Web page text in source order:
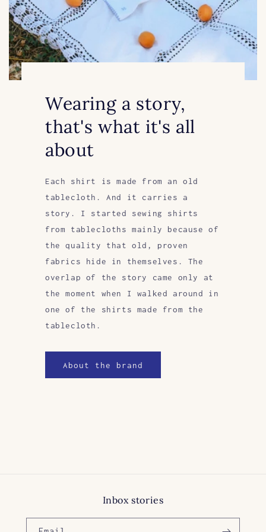
Wearing a story,
that's what it's all
about
Each shirt is made from an old
tablecloth. And it carries a
story. I started sewing shirts
from tablecloths mainly because of
the quality that old, proven
fabrics hide in themselves. The
overlap of the story came only at
the moment when I walked around in
one of the shirts made from the
tablecloth.
About the brand
Inbox stories